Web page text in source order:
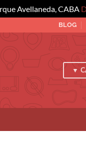
Avellaneda, CABA
BLOG
▼